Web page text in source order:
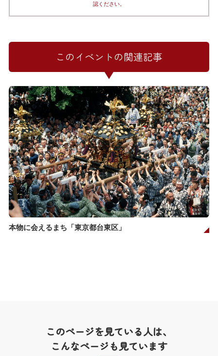
認ください。
このイベントの関連記事
本物に会えるまち「東京都台東区」
このページを見ている人は、
こんなページも見ています